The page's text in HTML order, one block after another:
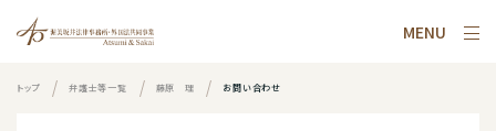
MENU
トップ 弁護士等一覧 藤原 理 お問い合わせ